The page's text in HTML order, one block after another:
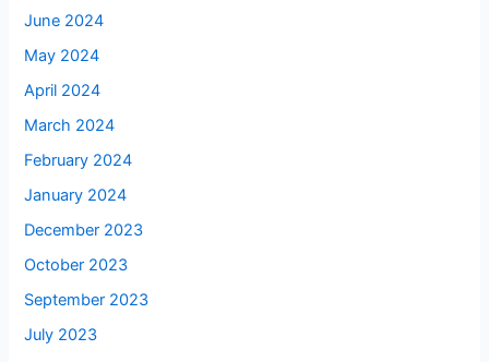
June 2024
May 2024
April 2024
March 2024
February 2024
January 2024
December 2023
October 2023
September 2023
July 2023